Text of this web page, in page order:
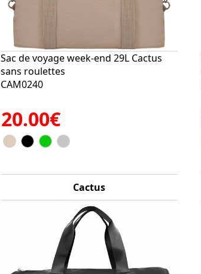
Sac de voyage week-end 29L Cactus
sans roulettes
CAM0240
20.00€
Cactus